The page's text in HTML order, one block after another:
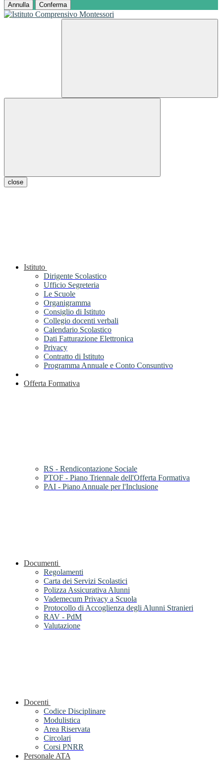
Annulla Conferma
close
Istituto
Dirigente Scolastico
Ufficio Segreteria
Le Scuole
Organigramma
Consiglio di Istituto
Collegio docenti verbali
Calendario Scolastico
Dati Fatturazione Elettronica
Privacy
Contratto di Istituto
Programma Annuale e Conto Consuntivo
Offerta Formativa
RS - Rendicontazione Sociale
PTOF - Piano Triennale dell'Offerta Formativa
PAI - Piano Annuale per l'Inclusione
Documenti
Regolamenti
Carta dei Servizi Scolastici
Polizza Assicurativa Alunni
Vademecum Privacy a Scuola
Protocollo di Accoglienza degli Alunni Stranieri
RAV - PdM
Valutazione
Docenti
Codice Disciplinare
Modulistica
Area Riservata
Circolari
Corsi PNRR
Personale ATA